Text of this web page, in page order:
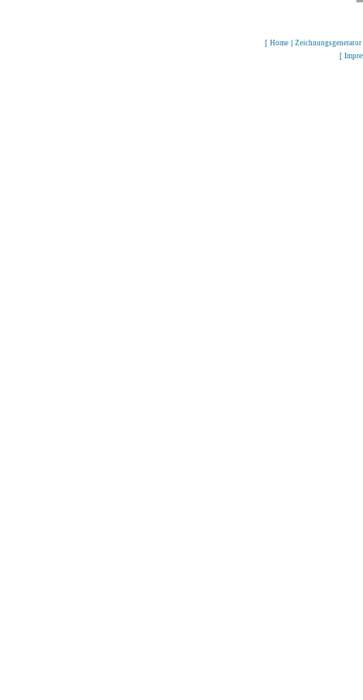
[ Home| Zeichnungsgenerator
[